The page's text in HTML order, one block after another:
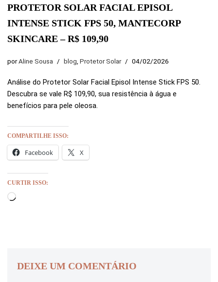
PROTETOR SOLAR FACIAL EPISOL
INTENSE STICK FPS 50, MANTECORP
SKINCARE – R$ 109,90
porAline Sousa blog Protetor Solar 04/02/2026
Análise do Protetor Solar Facial Episol Intense Stick FPS 50.
Descubra se vale R$ 109,90, sua resistência à água e
benefícios para pele oleosa.
COMPARTILHE ISSO:
Facebook X
CURTIR ISSO:
DEIXE UM COMENTÁRIO